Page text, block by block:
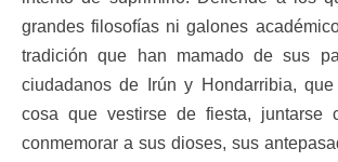
grandes filosofías ni galones
tradición que han mamado de sus
ciudadanos de Irún y Hondarribia,
cosa que vestirse de fiesta, juntarse
conmemorar a sus dioses, sus